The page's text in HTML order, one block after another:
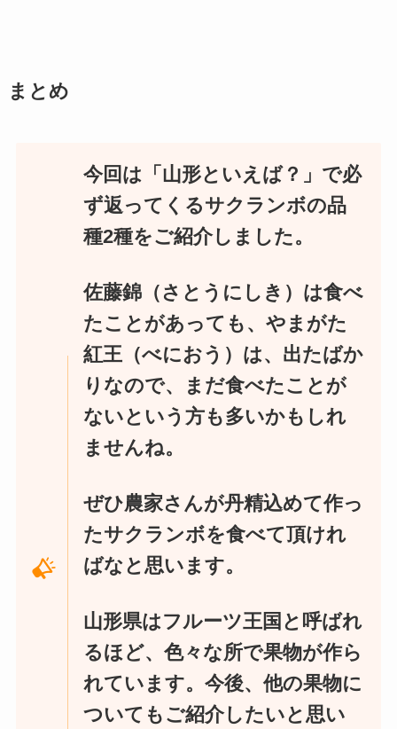
まとめ
今回は「山形といえば？」で必
ず返ってくるサクランボの品
種2種をご紹介しました。
佐藤錦（さとうにしき）は食べ
たことがあっても、やまがた
紅王（べにおう）は、出たばか
りなので、まだ食べたことが
ないという方も多いかもしれ
ませんね。
ぜひ農家さんが丹精込めて作っ
たサクランボを食べて頂けれ
ばなと思います。
山形県はフルーツ王国と呼ばれ
るほど、色々な所で果物が作ら
れています。今後、他の果物に
ついてもご紹介したいと思い